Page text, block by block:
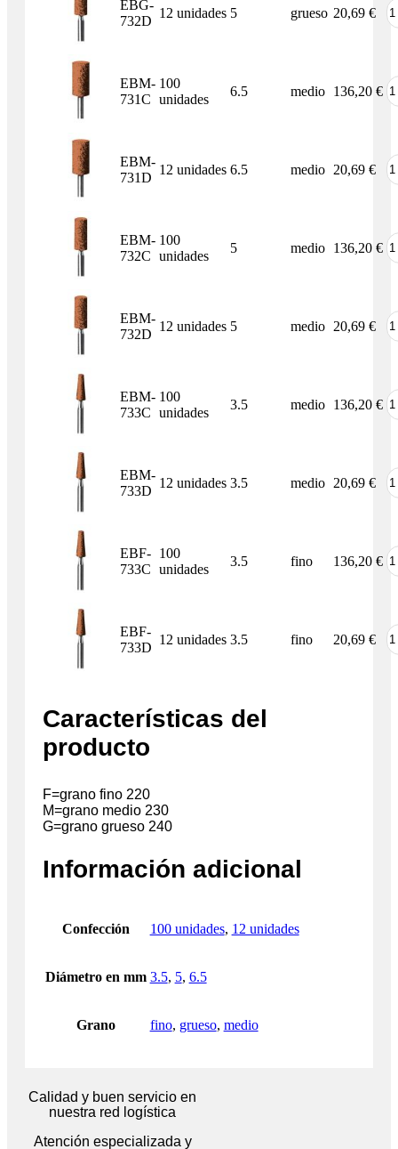
EBG-
732D
12 unidades 5 grueso 20,69 €
EBM-
731C
100
unidades
6.5 medio 136,20 €
EBM-
731D
12 unidades 6.5 medio 20,69 €
EBM-
732C
100
unidades
5 medio 136,20 €
EBM-
732D
12 unidades 5 medio 20,69 €
EBM-
733C
100
unidades
3.5 medio 136,20 €
EBM-
733D
12 unidades 3.5 medio 20,69 €
EBF-
733C
100
unidades
3.5 fino 136,20 €
EBF-
733D
12 unidades 3.5 fino 20,69 €
Características del
producto
F=grano fino 220
M=grano medio 230
G=grano grueso 240
Información adicional
Confección 100 unidades, 12 unidades
Diámetro en mm 3.5, 5, 6.5
Grano fino, grueso, medio
Calidad y buen servicio en
nuestra red logística
Atención especializada y